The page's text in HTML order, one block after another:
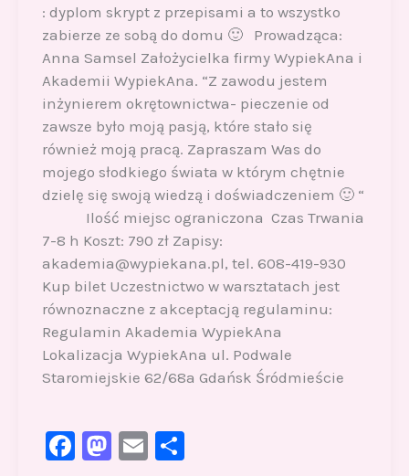
: dyplom skrypt z przepisami a to wszystko
zabierze ze sobą do domu 🙂 Prowadząca:
Anna Samsel Założycielka firmy WypiekAna i
Akademii WypiekAna. “Z zawodu jestem
inżynierem okrętownictwa- pieczenie od
zawsze było moją pasją, które stało się
również moją pracą. Zapraszam Was do
mojego słodkiego świata w którym chętnie
dzielę się swoją wiedzą i doświadczeniem 🙂 “
Ilość miejsc ograniczona Czas Trwania
7-8 h Koszt: 790 zł Zapisy:
akademia@wypiekana.pl, tel. 608-419-930
Kup bilet Uczestnictwo w warsztatach jest
równoznaczne z akceptacją regulaminu:
Regulamin Akademia WypiekAna
Lokalizacja WypiekAna ul. Podwale
Staromiejskie 62/68a Gdańsk Śródmieście
F
M E S